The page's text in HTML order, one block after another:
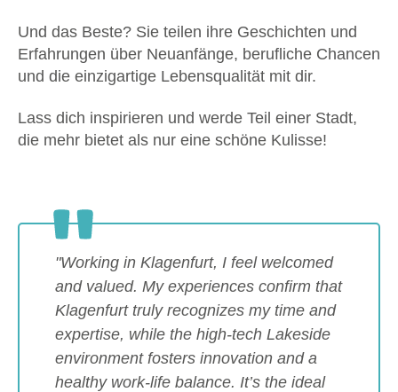
Und das Beste? Sie teilen ihre Geschichten und
Erfahrungen über Neuanfänge, berufliche Chancen
und die einzigartige Lebensqualität mit dir.
Lass dich inspirieren und werde Teil einer Stadt,
die mehr bietet als nur eine schöne Kulisse!
"Working in Klagenfurt, I feel welcomed
and valued. My experiences confirm that
Klagenfurt truly recognizes my time and
expertise, while the high-tech Lakeside
environment fosters innovation and a
healthy work-life balance. It’s the ideal